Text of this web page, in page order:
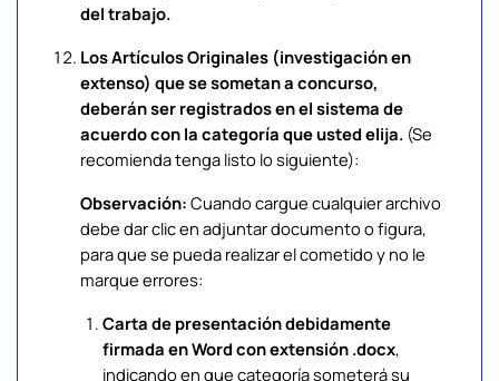
del trabajo.
Los Artículos Originales (investigación en
extenso) que se sometan a concurso,
deberán ser registrados en el sistema de
acuerdo con la categoría que usted elija. (Se
recomienda tenga listo lo siguiente):
Observación: Cuando cargue cualquier archivo
debe dar clic en adjuntar documento o figura,
para que se pueda realizar el cometido y no le
marque errores:
Carta de presentación debidamente
firmada en Word con extensión .docx,
indicando en que categoría someterá su